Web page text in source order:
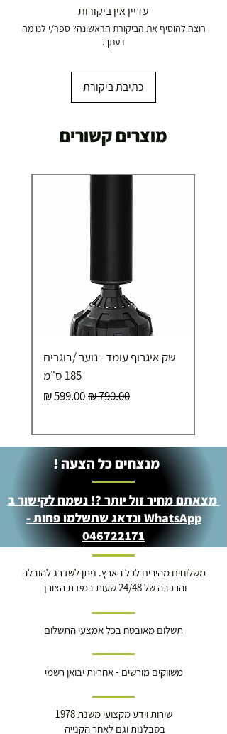
עדיין אין ביקורות
רוצה להוסיף את הביקורת הראשונה? ספר/י לנו מה
דעתך.
כתיבת ביקורת
מוצרים קשורים
שק איגרוף עומד - נוער /בוגרים
185 ס"מ
מחיר רגילמחיר מבצע
מנצחים כל הצעה !
מצאתם מחיר זול יותר ?! נשמח לקישור ב
WhatsApp ונדאג שתשלמו פחות -
046722171
משלוחים מהירים לכל הארץ. ניתן לשדרג להובלה
והרכבה של 24/48 שעות במידת הצורך
תשלום מאובטח בכל אמצעי התשלום
משווקים מורשים - אחריות יבואן רשמי
שירות וידע מקצועי משנת 1978
בסבלנות וגם לאחר הקנייה